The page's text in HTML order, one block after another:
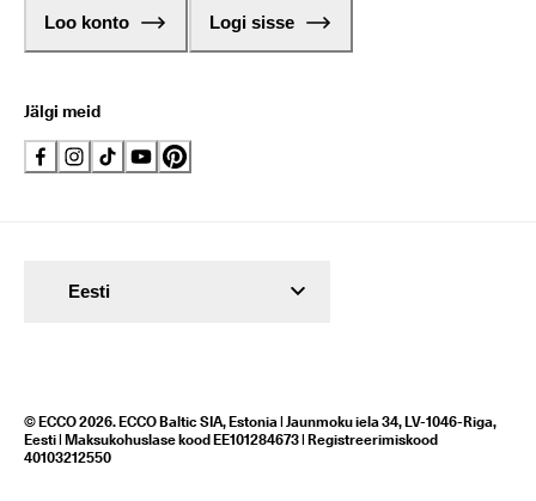
Loo konto Logi sisse
Jälgi meid
© ECCO 2026. ECCO Baltic SIA, Estonia | Jaunmoku iela 34, LV-1046-Riga,
Eesti | Maksukohuslase kood EE101284673 | Registreerimiskood
40103212550
Eesti